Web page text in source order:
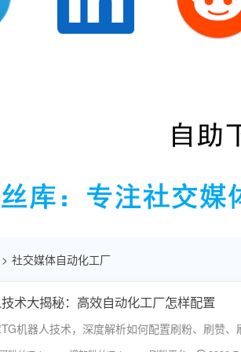
社交媒体自动化工厂
术大揭秘：高效自动化工厂怎样配置
机器人技术，深度解析如何配置刷粉、刷赞